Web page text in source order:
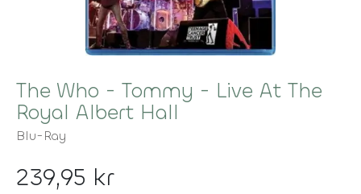
The Who - Tommy - Live At The
Royal Albert Hall
Blu-Ray
239,95 kr